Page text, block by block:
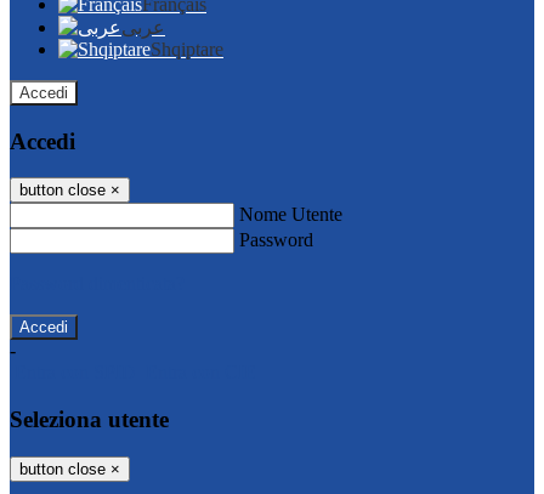
Français
عربى
Shqiptare
Accedi
Accedi
button close ×
Nome Utente
Password
-
Seleziona utente
button close ×